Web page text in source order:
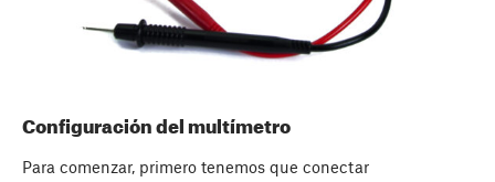
Configuración del multímetro
Para comenzar, primero tenemos que conectar